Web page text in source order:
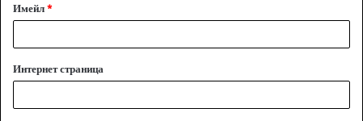
Имейл*
Интернет страница